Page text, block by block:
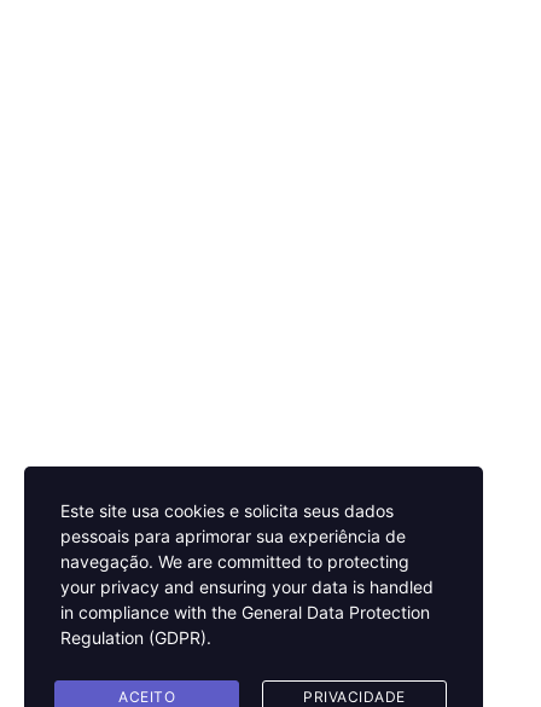
Este site usa cookies e solicita seus dados
pessoais para aprimorar sua experiência de
navegação. We are committed to protecting
your privacy and ensuring your data is handled
in compliance with the General Data Protection
Regulation (GDPR).
ACEITO PRIVACIDADE